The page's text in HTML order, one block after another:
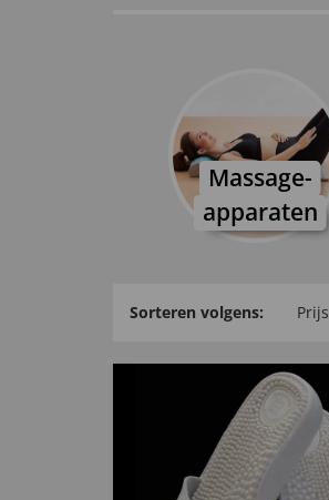
Massage-
apparaten
Sorteren volgens: Prijs